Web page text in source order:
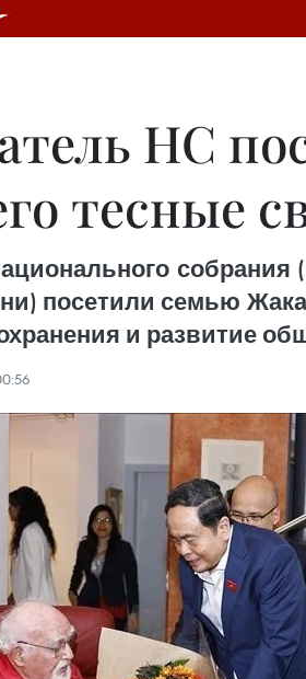
НС
тесные
собрания
посетили семью
и развитие